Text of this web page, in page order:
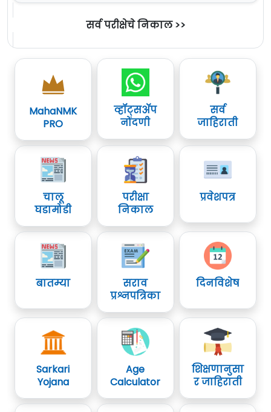
सर्व परीक्षेचे निकाल >>
MahaNMK
PRO
व्हॉट्सॲप
नोंदणी
सर्व
जाहिराती
चालू
घडामोडी
परीक्षा
निकाल
प्रवेशपत्र
बातम्या
सराव
प्रश्नपत्रिका
दिनविशेष
Sarkari
Yojana
Age
Calculator
शिक्षणानुसा
र जाहिराती